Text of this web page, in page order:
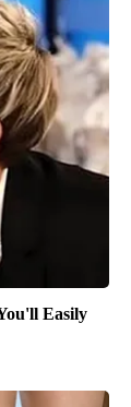
Easily